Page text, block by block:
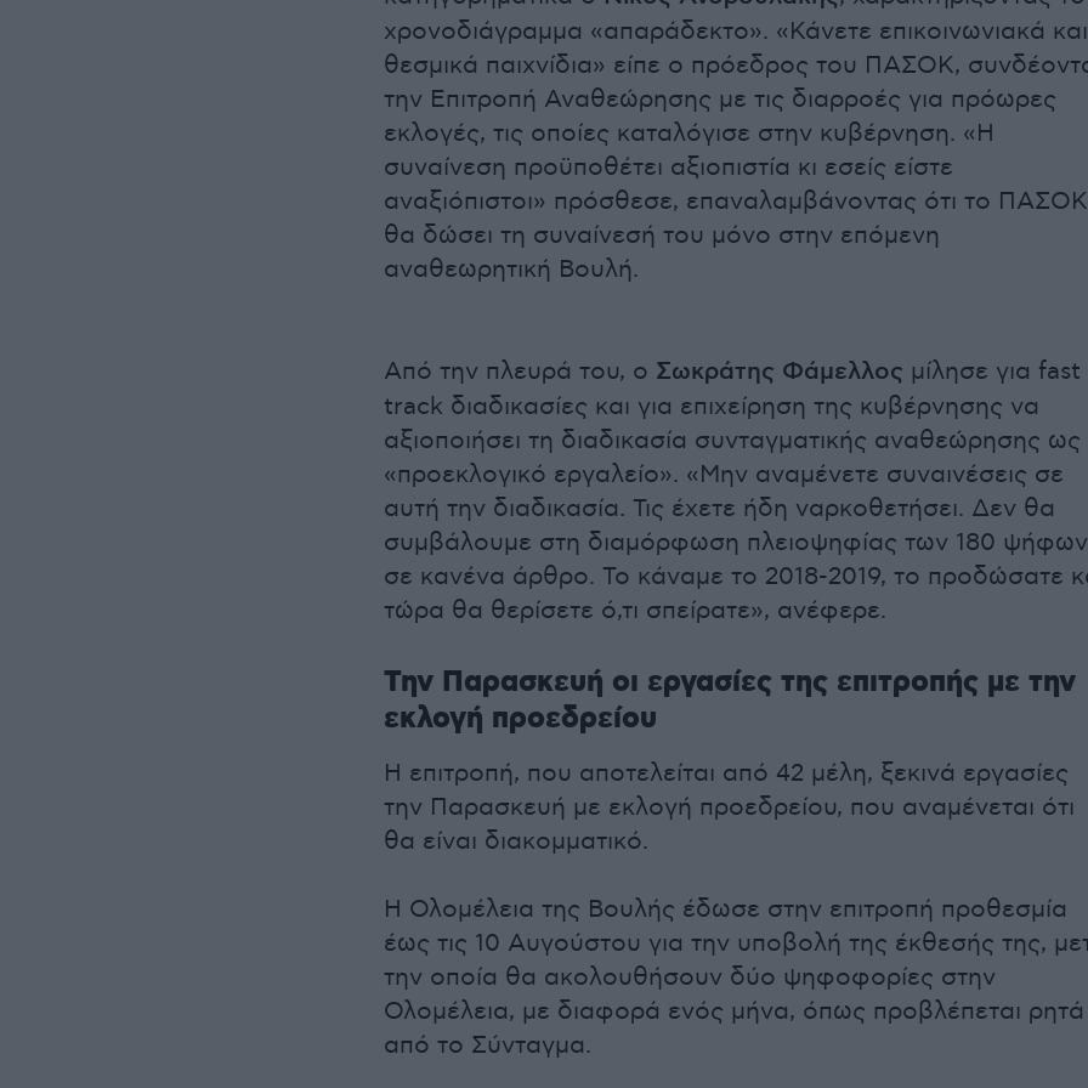
χρονοδιάγραμμα «απαράδεκτο». «Κάνετε επικοινωνιακά και
θεσμικά παιχνίδια» είπε ο πρόεδρος του ΠΑΣΟΚ,
την Επιτροπή Αναθεώρησης με τις διαρροές για πρόωρες
εκλογές, τις οποίες καταλόγισε στην κυβέρνηση. «Η
συναίνεση προϋποθέτει αξιοπιστία κι εσείς είστε
αναξιόπιστοι» πρόσθεσε, επαναλαμβάνοντας ότι το ΠΑΣΟΚ
θα δώσει τη συναίνεσή του μόνο στην επόμενη
αναθεωρητική Βουλή.
Από την πλευρά του, ο Σωκράτης Φάμελλος μίλησε για fast
track διαδικασίες και για επιχείρηση της κυβέρνησης να
αξιοποιήσει τη διαδικασία συνταγματικής αναθεώρησης ως
«προεκλογικό εργαλείο». «Μην αναμένετε συναινέσεις σε
αυτή την διαδικασία. Τις έχετε ήδη ναρκοθετήσει. Δεν θα
συμβάλουμε στη διαμόρφωση πλειοψηφίας των 180 ψήφων
σε κανένα άρθρο. Το κάναμε το 2018-2019, το προδώσατε
τώρα θα θερίσετε ό,τι σπείρατε», ανέφερε.
Την Παρασκευή οι εργασίες της επιτροπής με την
εκλογή προεδρείου
Η επιτροπή, που αποτελείται από 42 μέλη, ξεκινά εργασίες
την Παρασκευή με εκλογή προεδρείου, που αναμένεται ότι
θα είναι διακομματικό.
Η Ολομέλεια της Βουλής έδωσε στην επιτροπή προθεσμία
έως τις 10 Αυγούστου για την υποβολή της έκθεσής της,
την οποία θα ακολουθήσουν δύο ψηφοφορίες στην
Ολομέλεια, με διαφορά ενός μήνα, όπως προβλέπεται ρητά
από το Σύνταγμα.